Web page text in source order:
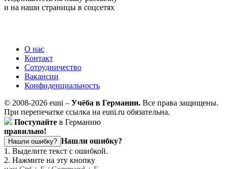
и на наши страницы в соцсетях
О нас
Контакт
Сотрудничество
Вакансии
Конфиденциальность
© 2008-2026 euni – Учёба в Германии. Все права защищены.
При перепечатке ссылка на euni.ru обязательна.
Поступайте в Германию
правильно!
Нашли ошибку? Нашли ошибку?
1. Выделите текст с ошибкой.
2. Нажмите на эту кнопку